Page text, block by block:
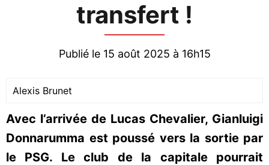
transfert !
Publié le 15 août 2025 à 16h15
Alexis Brunet
Avec l’arrivée de Lucas Chevalier, Gianluigi
Donnarumma est poussé vers la sortie par
le PSG. Le club de la capitale pourrait